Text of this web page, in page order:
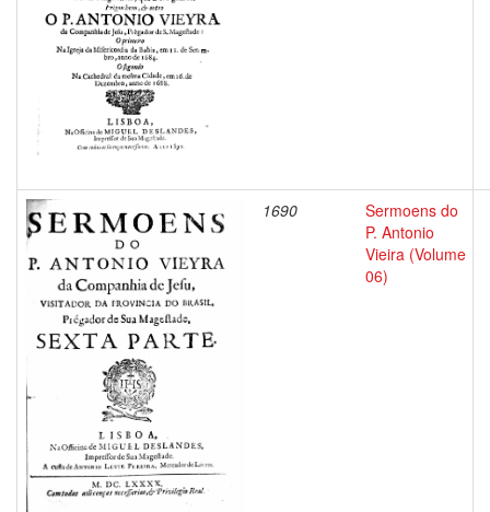
1690
Sermoens do
P. Antonio
Vieira (Volume
06)